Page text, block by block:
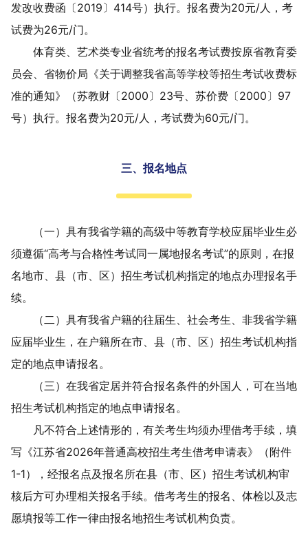
发改收费函〔2019〕 414号）执行。报名费为20元/人，考
试费为26元/门。
体育类、艺术类专业省统考的报名考试费按原省教育委
员会、省物价局《关于调整我省高等学校等招生考试收费标
准的通知》（苏教财〔2000〕 23号、苏价费〔2000〕 97
号）执行。报名费为20元/人，考试费为60元/门。
三、报名地点
（一） 具有我省学籍的高级中等教育学校应届毕业生必
须遵循“高考与合格性考试同一属地报名考试”的原则， 在报
名地市、县（市、区）招生考试机构指定的地点办理报名手
续。
（二） 具有我省户籍的往届生、社会考生、 非我省学籍
应届毕业生 ，在户籍所在市、县（市、区）招生考试机构指
定的地点申请报名。
（三）在我省定居并符合报名条件的外国人，可在当地
招生考试机构指定的地点申请报名。
凡不符合上述情形的 ，有关考生均须办理借考手续，填
写《江苏省2026年普通高校招生考生借考申请表》（附件
1-1），经报名点及报名所在县（市、区）招生考试机构审
核后方可办理相关报名手续。借考考生的报名、体检以及志
愿填报等工作一律由报名地招生考试机构负责。